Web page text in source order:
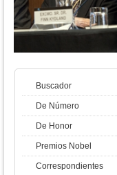
Buscador
De Número
De Honor
Premios Nobel
Correspondientes